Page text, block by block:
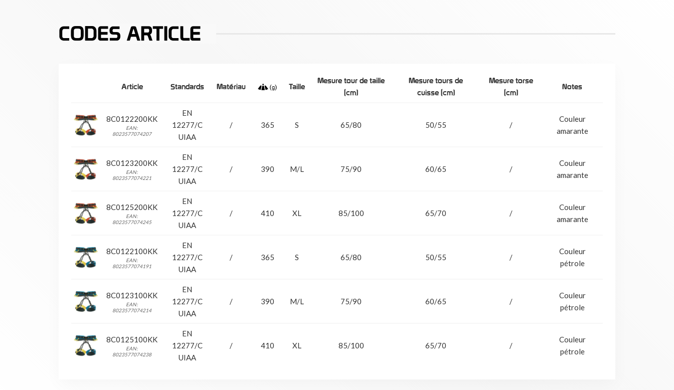
CODES ARTICLE
Article Standards Matériau Taille
Mesure tour de taille
(cm)
Mesure tours de
cuisse (cm)
Mesure torse
(cm)
Notes
8C0122200KK
EAN:
8023577074207
EN
12277/C
UIAA
/ 365 S 65/80 50/55 /
Couleur
amarante
8C0123200KK
EAN:
8023577074221
EN
12277/C
UIAA
/ 390 M/L 75/90 60/65 /
Couleur
amarante
8C0125200KK
EAN:
8023577074245
EN
12277/C
UIAA
/ 410 XL 85/100 65/70 /
Couleur
amarante
8C0122100KK
EAN:
8023577074191
EN
12277/C
UIAA
/ 365 S 65/80 50/55 /
Couleur
pétrole
8C0123100KK
EAN:
8023577074214
EN
12277/C
UIAA
/ 390 M/L 75/90 60/65 /
Couleur
pétrole
8C0125100KK
EAN:
8023577074238
EN
12277/C
UIAA
/ 410 XL 85/100 65/70 /
Couleur
pétrole